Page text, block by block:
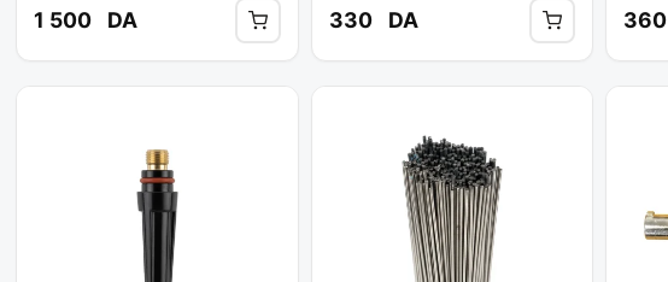
1 500 DA 330 DA 360